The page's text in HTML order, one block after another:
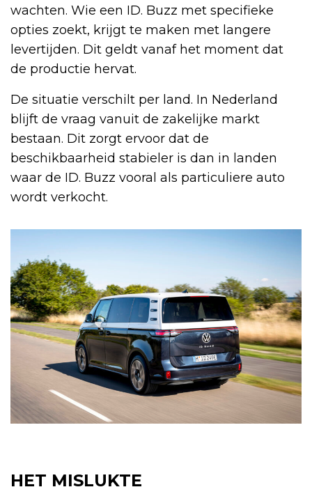
wachten. Wie een ID. Buzz met specifieke
opties zoekt, krijgt te maken met langere
levertijden. Dit geldt vanaf het moment dat
de productie hervat.
De situatie verschilt per land. In Nederland
blijft de vraag vanuit de zakelijke markt
bestaan. Dit zorgt ervoor dat de
beschikbaarheid stabieler is dan in landen
waar de ID. Buzz vooral als particuliere auto
wordt verkocht.
HET MISLUKTE